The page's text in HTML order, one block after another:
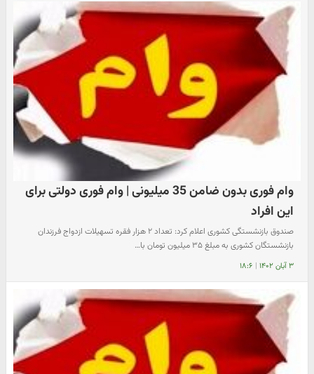
وام فوری بدون ضامن 35 میلیونی | وام فوری دولتی برای
این افراد
صندوق بازنشستگی کشوری اعلام کرد: تعداد ۲ هزار فقره تسهیلات ازدواج فرزندان
بازنشستگان کشوری به مبلغ ۳۵ میلیون تومان با…
۳ آبان ۱۴۰۲ | ۱۸:۶